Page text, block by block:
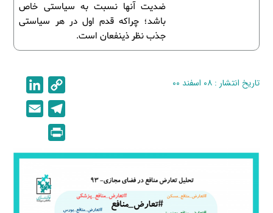
ضدیت آنها نسبت به سیاستی خاص
باشد؛ چراکه قدم اول در هر سیاستی
جذب نظر ذینفعان است.
تاریخ انتشار : ۰۸ اسفند ۰۰
o
p
y
L
n
k
i
n
e
e
l
e
g
r
i
r
n
t